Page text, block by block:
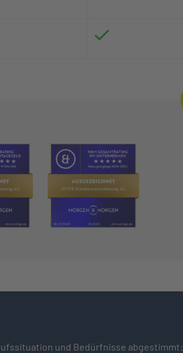
und Bedürfnisse abgestimmt: